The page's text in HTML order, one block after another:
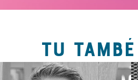
TU